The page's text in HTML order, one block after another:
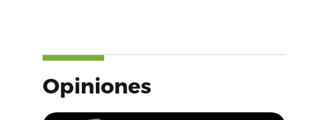
Opiniones